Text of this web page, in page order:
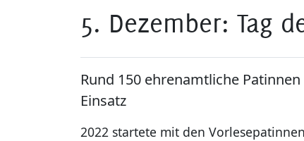
5. Dezember: Tag
Rund 150 ehrenamtliche
Einsatz
2022 startete mit den